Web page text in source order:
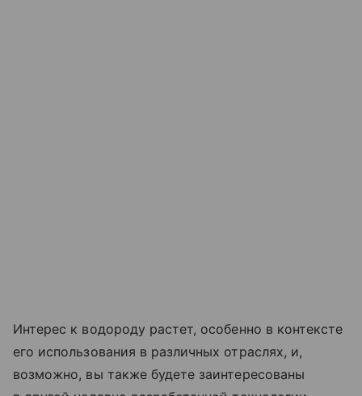
Интерес к водороду растет, особенно в контексте
его использования в различных отраслях, и,
возможно, вы также будете заинтересованы